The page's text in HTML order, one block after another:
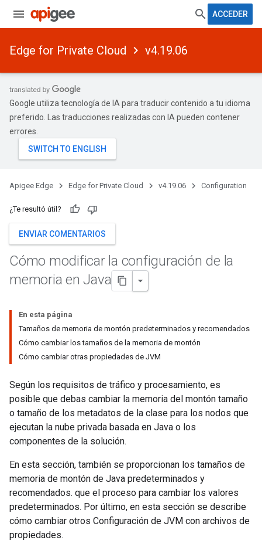
ACCEDER
Edge for Private Cloud v4.19.06
Google utiliza tecnología de IA para traducir contenido a tu idioma
preferido. Las traducciones realizadas con IA pueden contener
errores.
Apigee Edge Edge for Private Cloud v4.19.06 Configuration
¿Te resultó útil?
ENVIAR COMENTARIOS
Cómo modificar la configuración de la
memoria en Java
En esta página
Tamaños de memoria de montón predeterminados y recomendados
Cómo cambiar los tamaños de la memoria de montón
Cómo cambiar otras propiedades de JVM
Según los requisitos de tráfico y procesamiento, es
posible que debas cambiar la memoria del montón tamaño
o tamaño de los metadatos de la clase para los nodos que
ejecutan la nube privada basada en Java o los
componentes de la solución.
En esta sección, también se proporcionan los tamaños de
memoria de montón de Java predeterminados y
recomendados. que el proceso para cambiar los valores
predeterminados. Por último, en esta sección se describe
cómo cambiar otros Configuración de JVM con archivos de
propiedades.